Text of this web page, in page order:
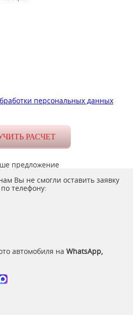
персональных данных
предложение
Вы не смогли оставить заявку
телефону:
автомобиля на WhatsApp,